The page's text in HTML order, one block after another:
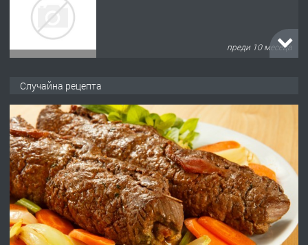
преди 10 месеца
преди 1 година
ПРЕДЛАГА Работа за общи работници
преди 1 година
Случайна рецепта